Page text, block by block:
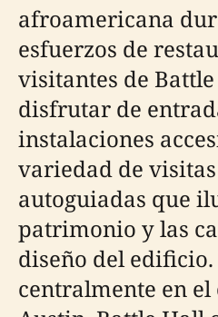
afroamericana
esfuerzos de
visitantes de
disfrutar de
instalaciones
variedad de
autoguiadas que
patrimonio y las
diseño del
centralmente en el